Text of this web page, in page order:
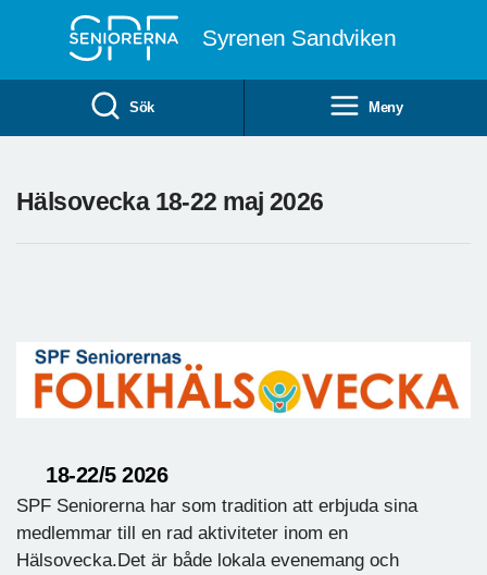
Syrenen Sandviken
Sök Meny
Hälsovecka 18-22 maj 2026
18-22/5 2026
SPF Seniorerna har som tradition att erbjuda sina
medlemmar till en rad aktiviteter inom en
Hälsovecka.Det är både lokala evenemang och